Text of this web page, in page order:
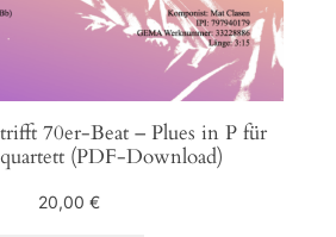
70er-Beat – Plues in P für
(PDF-Download)
20,00 €